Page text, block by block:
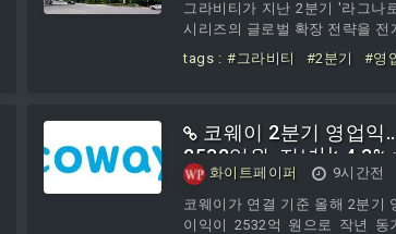
그라비티가 지난 2분기 '라그나
시리즈의 글로벌 확장 전략을 전
결과, 매출은 소폭 감소했으나
성 개선에는 다소 나은 실적을
tags : #그라비티 #2분기
#영
코웨이 2분기 영업익
2532억원, 전년比 4.3%
말레이·美 등 해외시장 견
인
화이트페이퍼
9시간전
코웨이가 연결 기준 올해 2분기
이익이 2532억 원으로 작년 동